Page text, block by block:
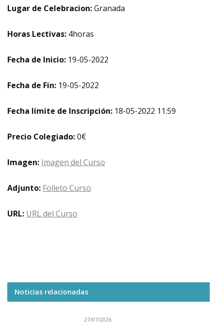
Lugar de Celebracion:Granada
Horas Lectivas: 4horas
Fecha de Inicio: 19-05-2022
Fecha de Fin: 19-05-2022
Fecha límite de Inscripción: 18-05-2022 11:59
Precio Colegiado:0€
Imagen: Imagen del Curso
Adjunto: Folleto Curso
URL: URL del Curso
Noticias relacionadas
27/07/2026